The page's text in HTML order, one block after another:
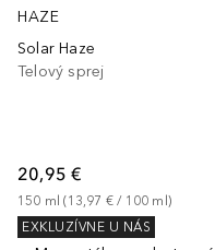
HAZE
Solar Haze
Telový sprej
20,95 €
150 ml (13,97 € / 100 ml )
EXKLUZÍVNE U NÁS